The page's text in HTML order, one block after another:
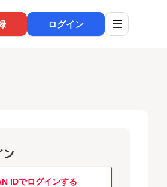
ログイン
ン
IDでログインする